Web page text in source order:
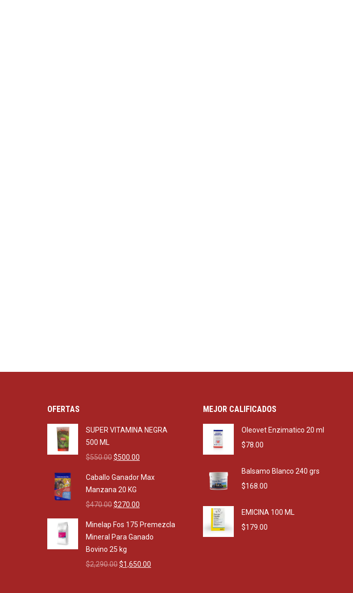
OFERTAS
SUPER VITAMINA NEGRA
500 ML
$550.00Original
was:
$550.00.
$500.00
is:
Caballo Ganador Max
Manzana 20 KG
$470.00Original
was:
$470.00.
$270.00
is:
$270.00.
Minelap Fos 175 Premezcla
Mineral Para Ganado
Bovino 25 kg
$2,290.00Original
$1,650.00
MEJOR CALIFICADOS
Oleovet Enzimatico 20 ml
$78.00
Balsamo Blanco 240 grs
$168.00
EMICINA 100 ML
$179.00